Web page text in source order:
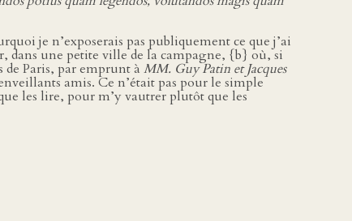
je n’exposerais pas publiquement ce que j’ai
une petite ville de la campagne, {b} où, si
de Paris, par emprunt à MM. Guy Patin et Jacques
amis. Ce n’était pas pour le simple
les lire, pour m’y vautrer plutôt que les